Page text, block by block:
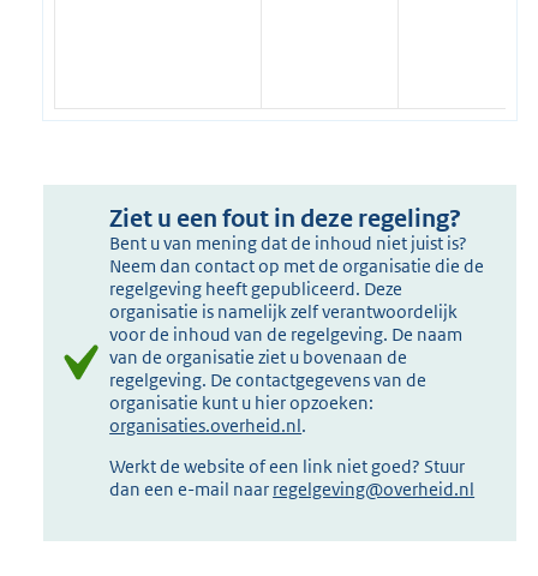
Ziet u een fout in deze regeling?
Bent u van mening dat de inhoud niet juist is?
Neem dan contact op met de organisatie die de
regelgeving heeft gepubliceerd. Deze
organisatie is namelijk zelf verantwoordelijk
voor de inhoud van de regelgeving. De naam
van de organisatie ziet u bovenaan de
regelgeving. De contactgegevens van de
organisatie kunt u hier opzoeken:
organisaties.overheid.nl.
Werkt de website of een link niet goed? Stuur
dan een e-mail naar regelgeving@overheid.nl